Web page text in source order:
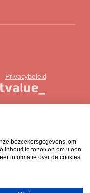
Privacybeleid
bezoekersgegevens, om
inhoud te tonen en om u een
informatie over de cookies